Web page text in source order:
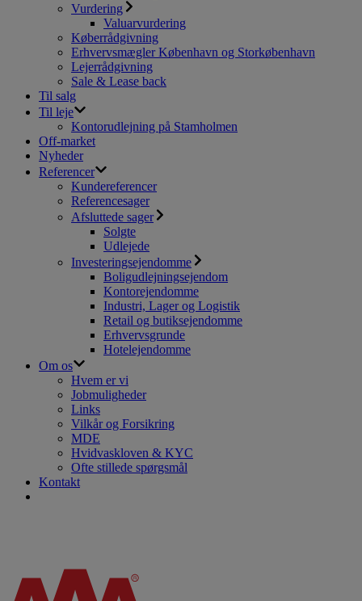
Vurdering
Valuarvurdering
Køberrådgivning
Erhvervsmægler København og Storkøbenhavn
Lejerrådgivning
Sale & Lease back
Til salg
Til leje
Kontorudlejning på Stamholmen
Off-market
Nyheder
Referencer
Kundereferencer
Referencesager
Afsluttede sager
Solgte
Udlejede
Investeringsejendomme
Boligudlejningsejendom
Kontorejendomme
Industri, Lager og Logistik
Retail og butiksejendomme
Erhvervsgrunde
Hotelejendomme
Om os
Hvem er vi
Jobmuligheder
Links
Vilkår og Forsikring
MDE
Hvidvaskloven & KYC
Ofte stillede spørgsmål
Kontakt